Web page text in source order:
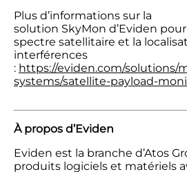
Plus d’informations sur la
solution SkyMon d’Eviden
spectre satellitaire et la
interférences
: https://eviden.com/solutions/
systems/satellite-payload-
À propos d’Eviden
Eviden est la branche d’Atos
produits logiciels et matériels